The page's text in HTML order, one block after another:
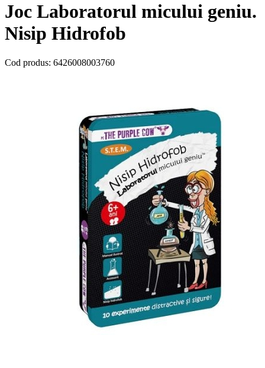
Joc Laboratorul micului geniu.
Nisip Hidrofob
Cod produs: 6426008003760